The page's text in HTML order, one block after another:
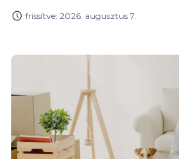
vevőnek továbbra is ezek
alakult a lakáspiac, az árak és
panelrekordok?
frissítve: 2026. augusztus 7.